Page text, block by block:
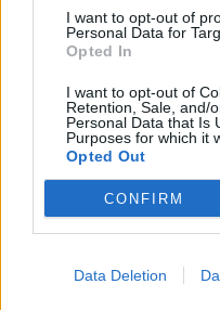
I want to opt-out of
Personal Data for
Opted In
I want to opt-out of
Retention, Sale, and/
Personal Data that Is
Purposes for which it
Opted Out
CONFIRM
Data Deletion
Η πιο
καλοκαιριού
Η Vodafone
Ρέθυμνο
ByΓΙΏΡΓΟΣ
«Fortune